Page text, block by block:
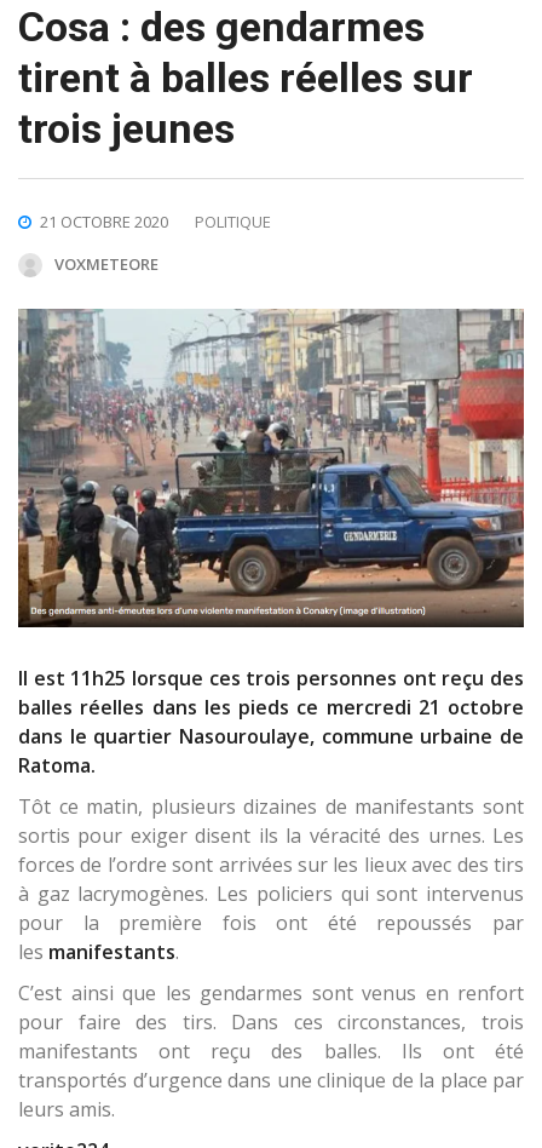
Cosa : des gendarmes
tirent à balles réelles sur
trois jeunes
21 OCTOBRE 2020
POLITIQUE
VOXMETEORE
Il est 11h25 lorsque ces trois personnes ont reçu des
balles réelles dans les pieds ce mercredi 21 octobre
dans le quartier Nasouroulaye, commune urbaine de
Ratoma.
Tôt ce matin, plusieurs dizaines de manifestants sont
sortis pour exiger disent ils la véracité des urnes. Les
forces de l’ordre sont arrivées sur les lieux avec des tirs
à gaz lacrymogènes. Les policiers qui sont intervenus
pour la première fois ont été repoussés par
les manifestants.
C’est ainsi que les gendarmes sont venus en renfort
pour faire des tirs. Dans ces circonstances, trois
manifestants ont reçu des balles. Ils ont été
transportés d’urgence dans une clinique de la place par
leurs amis.